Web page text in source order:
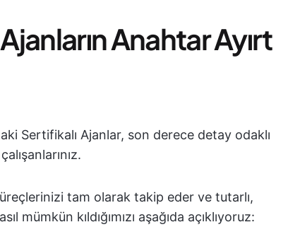
Anahtar Ayırt
Sertifikalı Ajanlar, son derece detay odaklı
tam olarak takip eder ve tutarlı,
mümkün kıldığımızı aşağıda açıklıyoruz: